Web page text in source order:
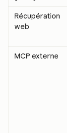
Récupération
web
MCP externe